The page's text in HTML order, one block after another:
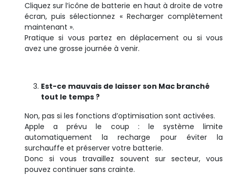
Cliquez sur l’icône de batterie en haut à droite de votre
écran, puis sélectionnez « Recharger complètement
maintenant ».
Pratique si vous partez en déplacement ou si vous
avez une grosse journée à venir.
Est-ce mauvais de laisser son Mac branché
tout le temps ?
Non, pas si les fonctions d’optimisation sont activées.
Apple a prévu le coup : le système limite
automatiquement la recharge pour éviter la
surchauffe et préserver votre batterie.
Donc si vous travaillez souvent sur secteur, vous
pouvez continuer sans crainte.